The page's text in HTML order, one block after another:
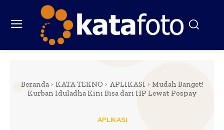
Beranda KATA TEKNO APLIKASI
Mudah Banget!
Kurban Iduladha Kini Bisa dari HP Lewat Pospay
APLIKASI